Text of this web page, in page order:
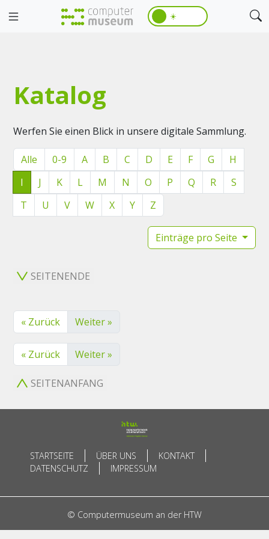
☀️
Katalog
Werfen Sie einen Blick in unsere digitale Sammlung.
Alle 0-9 A B C D E F G
H
I
J K L M N O P Q R
S
T
U V W X Y Z
Einträge pro Seite
SEITENENDE
« Zurück Weiter »
« Zurück Weiter »
SEITENANFANG
STARTSEITE ÜBER UNS
KONTAKT
DATENSCHUTZ
IMPRESSUM
© Computermuseum an der HTW